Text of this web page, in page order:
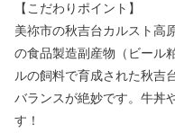
【こだわりポイント】
美祢市の秋吉台カルスト高
の食品製造副産物（ビール
ルの飼料で育成された秋吉
バランスが絶妙です。牛丼
す！